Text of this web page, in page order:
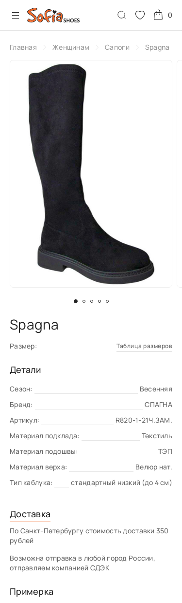
0
Главная Женщинам Сапоги Spagna
Spagna
Размер: Таблица размеров
Детали
Сезон:
Весенняя
Бренд:
СПАГНА
Артикул:
R820-1-21Ч.ЗАМ.
Материал подклада:
Текстиль
Материал подошвы:
ТЭП
Материал верха:
Велюр нат.
Тип каблука:
стандартный низкий (до 4 см)
Доставка
По Санкт-Петербургу стоимость доставки 350
рублей
Возможна отправка в любой город России,
отправляем компанией СДЭК
Примерка